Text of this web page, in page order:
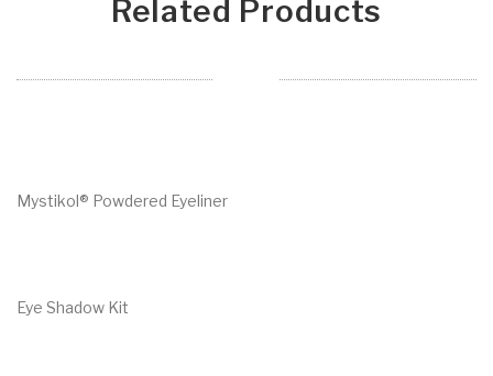
Related Products
Mystikol® Powdered Eyeliner
Eye Shadow Kit